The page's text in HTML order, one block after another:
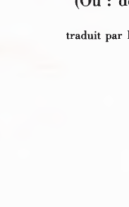
traduit  par